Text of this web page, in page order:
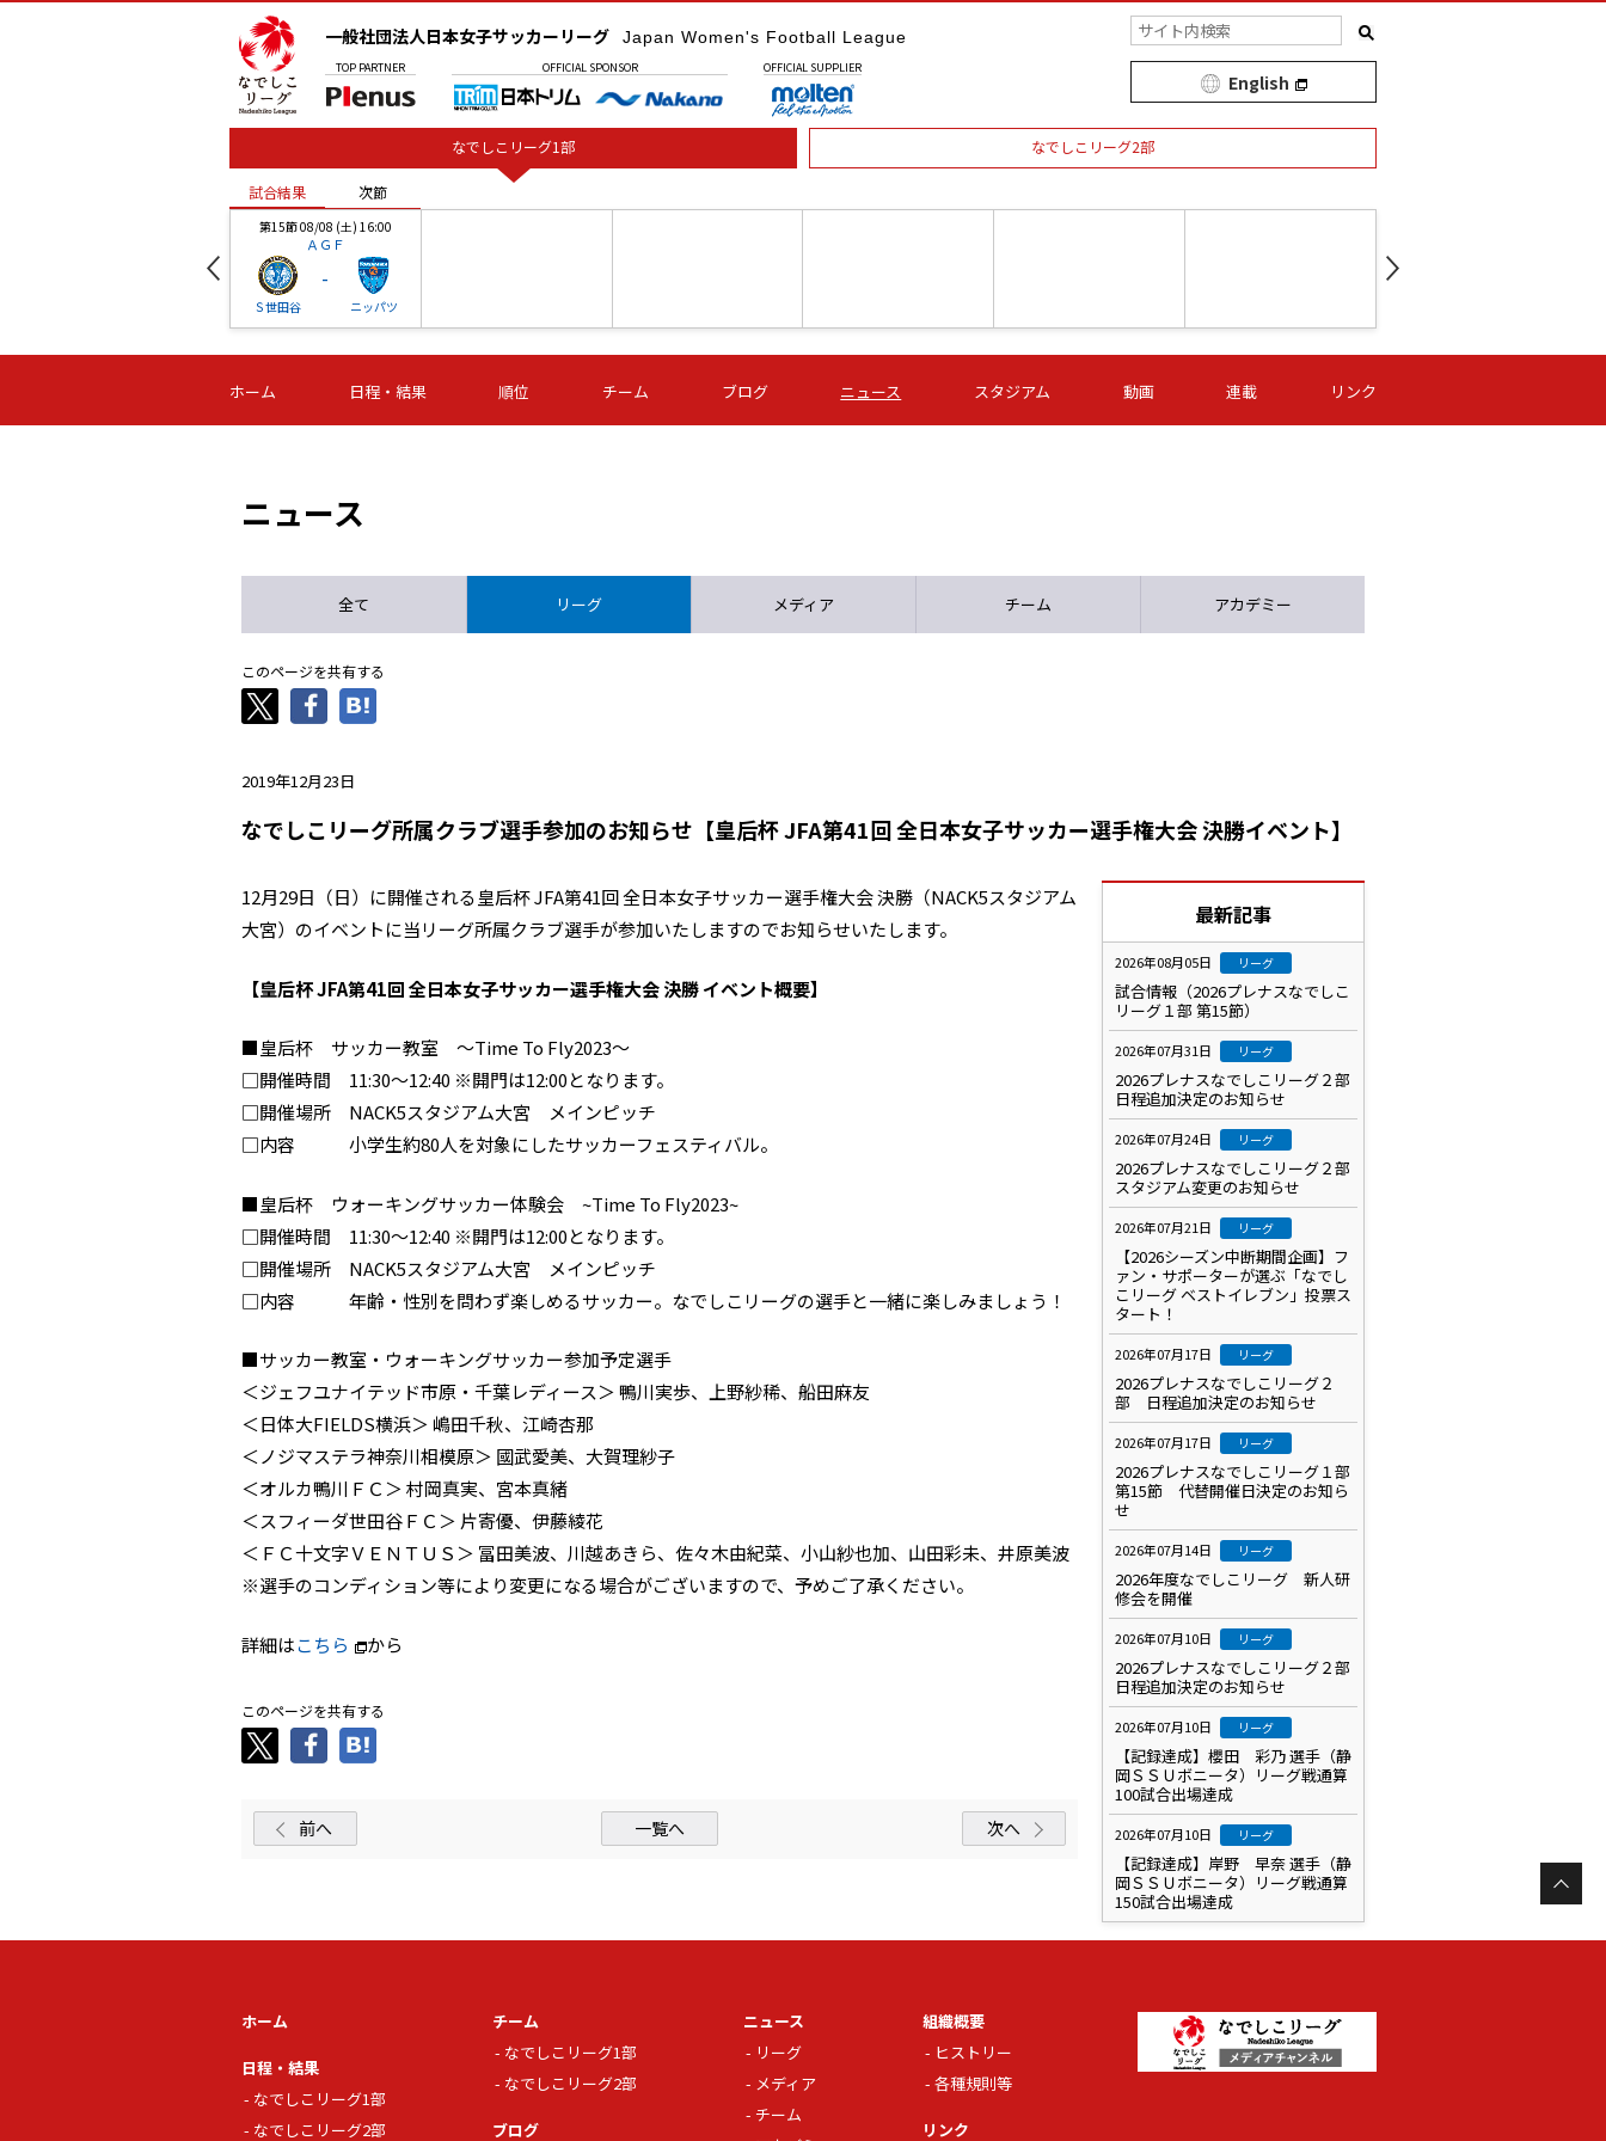
一般社団法人日本女子サッカーリーグ Japan Women's Football League
TOP PARTNER OFFICIAL SPONSOR OFFICIAL SUPPLIER
English
なでしこリーグ1部 なでしこリーグ2部
試合結果 次節
第15節 08/08 (土) 16:00
ＡＧＦ
Ｓ世田谷
-
ニッパツ
-
第16節 09/05 (土) 15:00
ニッパツ
-
第16節 09/05 (土) 15:00
石人の星
-
第16節 09/05 (土) 16:00
ＡＧＦ
-
いちご
-
第16節 09/06 (日) 15:00
-
第16節 09/06 (日) 15:00
- -
試合結果 次節
ホーム 日程・結果 順位 チーム ブログ ニュース スタジアム 動画 連載 リンク
ニュース
全て リーグ メディア チーム アカデミー
このページを共有する
2019年12月23日
なでしこリーグ所属クラブ選手参加のお知らせ【皇后杯 JFA第41回 全日本女子サッカー選手権大会 決勝イベント】
12月29日（日）に開催される皇后杯 JFA第41回 全日本女子サッカー選手権大会 決勝（NACK5スタジアム
大宮）のイベントに当リーグ所属クラブ選手が参加いたしますのでお知らせいたします。
【皇后杯 JFA第41回 全日本女子サッカー選手権大会 決勝 イベント概要】
■皇后杯 サッカー教室 ～Time To Fly2023～
□開催時間 11:30～12:40 ※開門は12:00となります。
□開催場所 NACK5スタジアム大宮 メインピッチ
□内容 小学生約80人を対象にしたサッカーフェスティバル。
■皇后杯 ウォーキングサッカー体験会 ~Time To Fly2023~
□開催時間 11:30～12:40 ※開門は12:00となります。
□開催場所 NACK5スタジアム大宮 メインピッチ
□内容 年齢・性別を問わず楽しめるサッカー。なでしこリーグの選手と一緒に楽しみましょう！
■サッカー教室・ウォーキングサッカー参加予定選手
＜ジェフユナイテッド市原・千葉レディース＞ 鴨川実歩、上野紗稀、船田麻友
＜日体大FIELDS横浜＞ 嶋田千秋、江崎杏那
＜ノジマステラ神奈川相模原＞ 國武愛美、大賀理紗子
＜オルカ鴨川ＦＣ＞ 村岡真実、宮本真緒
＜スフィーダ世田谷ＦＣ＞ 片寄優、伊藤綾花
＜ＦＣ十文字ＶＥＮＴＵＳ＞ 冨田美波、川越あきら、佐々木由紀菜、小山紗也加、山田彩未、井原美波
※選手のコンディション等により変更になる場合がございますので、予めご了承ください。
詳細はこちら から
このページを共有する
前へ 一覧へ 次へ
最新記事
2026年08月05日 リーグ
試合情報（2026プレナスなでしこ
リーグ１部 第15節）
2026年07月31日 リーグ
2026プレナスなでしこリーグ２部
日程追加決定のお知らせ
2026年07月24日 リーグ
2026プレナスなでしこリーグ２部
スタジアム変更のお知らせ
2026年07月21日 リーグ
【2026シーズン中断期間企画】フ
ァン・サポーターが選ぶ「なでし
こリーグ ベストイレブン」投票ス
タート！
2026年07月17日 リーグ
2026プレナスなでしこリーグ２
部 日程追加決定のお知らせ
2026年07月17日 リーグ
2026プレナスなでしこリーグ１部
第15節 代替開催日決定のお知ら
せ
2026年07月14日 リーグ
2026年度なでしこリーグ 新人研
修会を開催
2026年07月10日 リーグ
2026プレナスなでしこリーグ２部
日程追加決定のお知らせ
2026年07月10日 リーグ
【記録達成】櫻田 彩乃 選手（静
岡ＳＳＵボニータ）リーグ戦通算
100試合出場達成
2026年07月10日 リーグ
【記録達成】岸野 早奈 選手（静
岡ＳＳＵボニータ）リーグ戦通算
150試合出場達成
ホーム
日程・結果
なでしこリーグ1部
なでしこリーグ2部
チーム
なでしこリーグ1部
なでしこリーグ2部
ブログ
ニュース
リーグ
メディア
チーム
組織概要
ヒストリー
各種規則等
リンク